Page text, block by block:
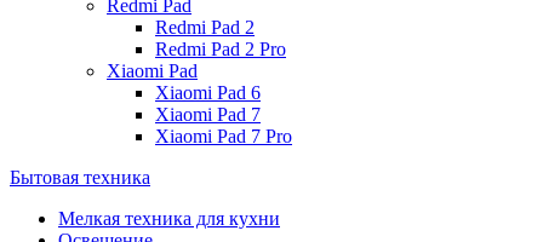
Redmi Pad
Redmi Pad 2
Redmi Pad 2 Pro
Xiaomi Pad
Xiaomi Pad 6
Xiaomi Pad 7
Xiaomi Pad 7 Pro
Бытовая техника
Мелкая техника для кухни